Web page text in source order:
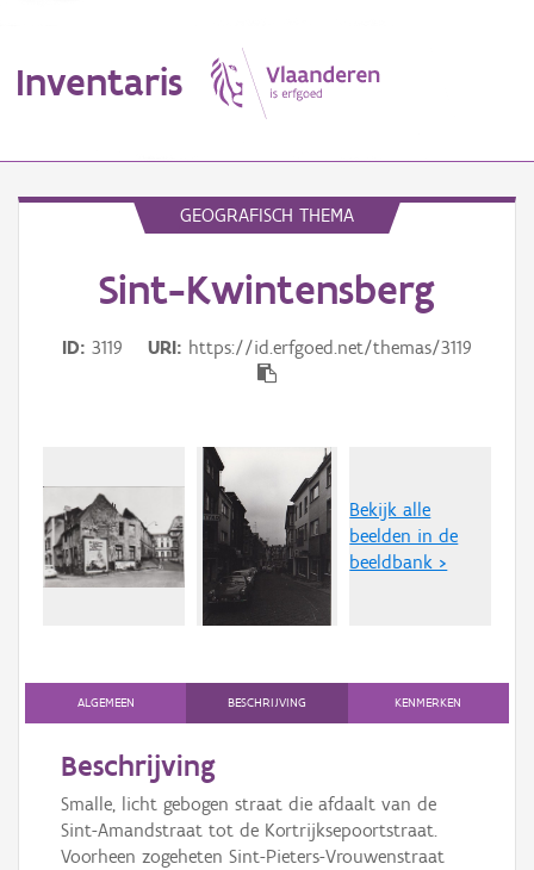
Inventaris
Erfgoedobject
Aanduidingsobject
Gebeurtenis
Persoon of collectief
Aanmelden
GEOGRAFISCH THEMA
Sint-Kwintensberg
ID 3119 URI https://id.erfgoed.net/themas/3119
Bekijk alle
beelden in de
beeldbank >
ALGEMEEN BESCHRIJVING KENMERKEN
Beschrijving
Smalle, licht gebogen straat die afdaalt van de
Sint-Amandstraat tot de Kortrijksepoortstraat.
Voorheen zogeheten Sint-Pieters-Vrouwenstraat